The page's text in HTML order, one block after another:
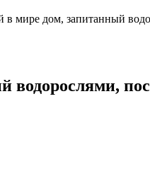
в мире дом, запитанный